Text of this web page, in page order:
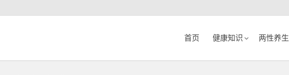
首页 健康知识 两性养生